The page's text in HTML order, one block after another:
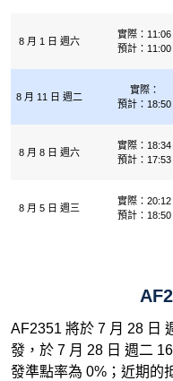
8 月 1 日 週六
實際：11:06
預計：11:00
8 月 11 日 週二
實際：
預計：18:50
8 月 8 日 週六
實際：18:34
預計：17:53
8 月 5 日 週三
實際：20:12
預計：18:50
AF2351 將於 7 月 28 日
發，於 7 月 28 日 週二
發準點率為 0%；近期的